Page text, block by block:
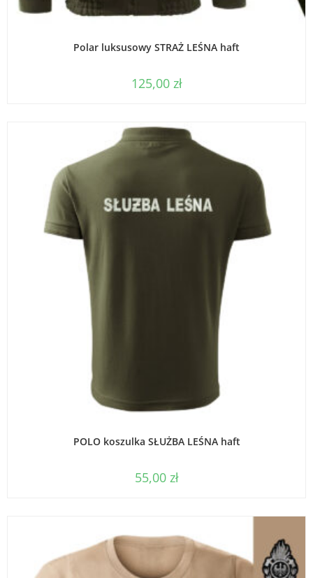
WYBIERZ OPCJE
Polar luksusowy STRAŻ LEŚNA haft
125,00 zł
WYBIERZ OPCJE
POLO koszulka SŁUŻBA LEŚNA haft
55,00 zł